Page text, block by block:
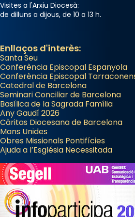
«Si vols saber què és calor,
Santes a Mataró»🥵.
View on Facebook · Share
Arquebisbat de
2 weeks ago
Jaume, fill de Zebedeu, és
seu germà Joan i Pere un
acompanyava més de prop
Segons el llibre dels Fets
apòstol màrtir, decapitat a
Herodes Agripa (vers l'any
Patró de Galícia, després de
musulmanes fou venerat
Regnes castellans i més
Visites a l'Arxiu Diocesà:
de dilluns a dijous, de 10 a 13 h.
Enllaços d'interès:
Santa Seu
Conferència Episcopal Espanyola
Conferència Episcopal
Catedral de Barcelona
Seminari Conciliar de Barcelona
Basílica de la Sagrada Família
Any Gaudí 2026
Càritas Diocesana de Barcelona
Mans Unides
Obres Missionals Pontifícies
Ajuda a l’Església Necessitada